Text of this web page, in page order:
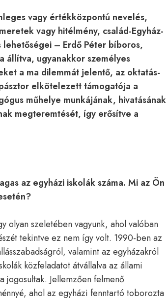
vagy értékközpontú nevelés,
vagy hitélmény, család-Egyház-
– Erdő Péter bíboros,
állítva, ugyanakkor személyes
a ma dilemmát jelentő, az oktatás-
elkötelezett támogatója a
műhelye munkájának, hivatásának
megteremtését, így erősítve a
az egyházi iskolák száma. Mi az Ön
olyan szeletében vagyunk, ahol valóban
tekintve ez nem így volt. 1990-ben az
valamint az egyházakról
közfeladatot átvállalva az állami
jogosultak. Jellemzően felmenő
ahol az egyházi fenntartó toborozta